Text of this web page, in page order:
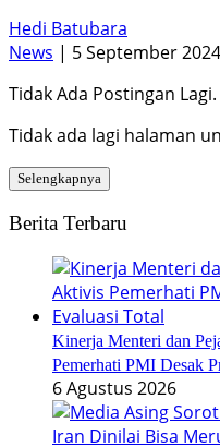
Hedi Batubara
News | 5 September 2024
Tidak Ada Postingan Lagi.
Tidak ada lagi halaman
Selengkapnya
Berita Terbaru
Kinerja Menteri dan
Pemerhati PMI Desak
6 Agustus 2026